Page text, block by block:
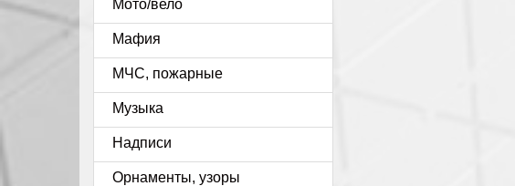
Мото/вело
Мафия
МЧС, пожарные
Музыка
Надписи
Орнаменты, узоры